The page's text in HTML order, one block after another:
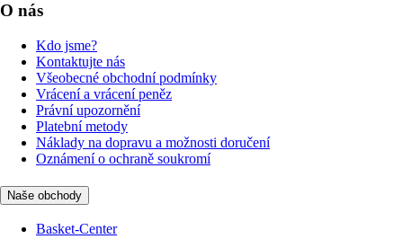
O nás
Kdo jsme?
Kontaktujte nás
Všeobecné obchodní podmínky
Vrácení a vrácení peněz
Právní upozornění
Platební metody
Náklady na dopravu a možnosti doručení
Oznámení o ochraně soukromí
Naše obchody
Basket-Center